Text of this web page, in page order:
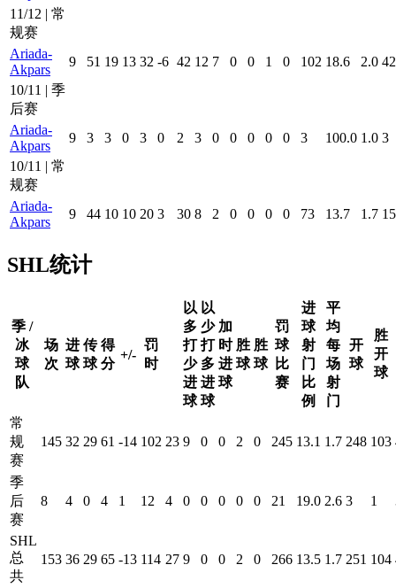
11/12 | 常
规赛
Ariada-
Akpars
9 51 19 13 32 -6 42 12 7 0 0 1 0 102 18.6 2.0 42
10/11 | 季
后赛
Ariada-
Akpars
9 3 3 0 3 0 2 3 0 0 0 0 0 3 100.0 1.0 3
10/11 | 常
规赛
Ariada-
Akpars
9 44 10 10 20 3 30 8 2 0 0 0 0 73 13.7 1.7 15
SHL统计
季 /
冰
球
队
场
次
进
球
传
球
得
分
+/-
罚
时
以
多
打
少
进
球
以
少
打
多
进
球
加
时
进
球
胜
球
胜
球
罚
球
比
赛
进
球
射
门
比
例
平
均
每
场
射
门
开
球
胜
开
球
常
规
赛
145 32 29 61 -14 102 23 9 0 0 2 0 245 13.1 1.7 248 103
季
后
赛
8 4 0 4 1 12 4 0 0 0 0 0 21 19.0 2.6 3 1
SHL
总
共
153 36 29 65 -13 114 27 9 0 0 2 0 266 13.5 1.7 251 104